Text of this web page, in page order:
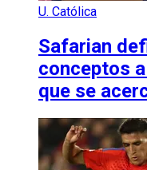
U. Católica
Safarian
conceptos
que se